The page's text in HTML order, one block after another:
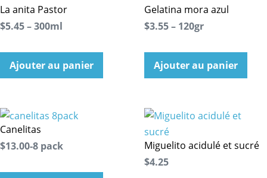
La anita Pastor
$5.45 – 300ml
Ajouter au panier
Gelatina mora azul
$3.55 – 120gr
Ajouter au panier
Canelitas
$13.00-8 pack
Miguelito acidulé et sucré
$4.25